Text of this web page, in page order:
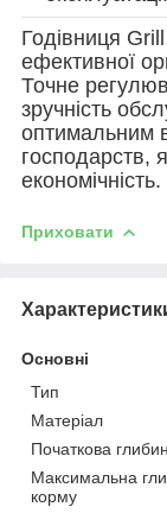
Годівниця
ефективної
Точне
зручність
оптимальним
господарств,
економічність.
Приховати
Основні
Тип
Матеріал
Початкова
Максимальна
корму